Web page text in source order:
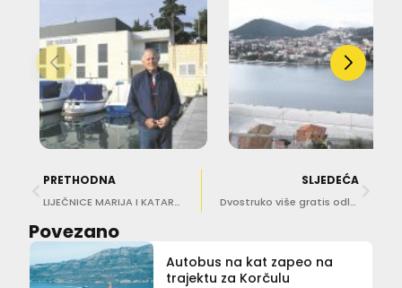
PRETHODNA
LIJEČNICE MARIJA I KATARINA DORŠNER Uvijek smo se pratile u stopu. Sestra je osoba na koju možeš u svemu računati
SLJEDEĆA
Dvostruko više gratis odlazaka na Lokrum za građane
Povezano
Autobus na kat zapeo na
trajektu za Korčulu